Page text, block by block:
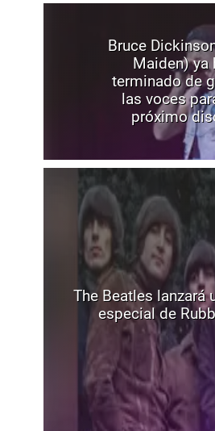
Bruce
Maiden) ya
terminado de
las voces
próximo
The Beatles lanzará
especial de